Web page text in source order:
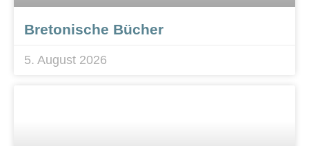
Bretonische Bücher
5. August 2026